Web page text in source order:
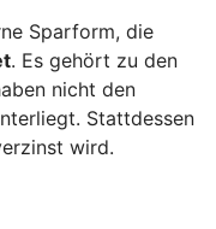
Sparform, die
. Es gehört zu den
nicht den
Stattdessen
wird.